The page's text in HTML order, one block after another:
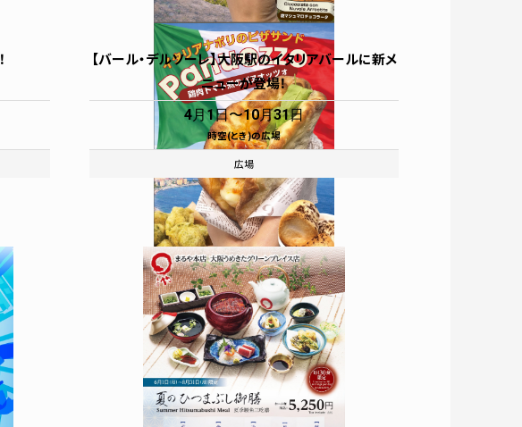
ガイド
ATM
【バール・デルソーレ】大阪駅のイタリアバールに新メ
ニューが登場！
4月1日 10月31日
時空(とき)の広場